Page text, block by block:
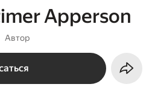
Apperson
Автор